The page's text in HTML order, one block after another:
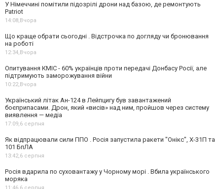
У Німеччині помітили підозрілі дрони над базою, де ремонтують
Patriot
14:08,Вчора
Що краще обрати сьогодні . Відстрочка по догляду чи бронювання
на роботі
12:34,Вчора
Опитування КМІС - 60% українців проти передачі Донбасу Росії, але
підтримують заморожування війни
10:22,Вчора
Український літак Ан-124 в Лейпцигу був завантажений
боєприпасами. Дрон, який «висів» над ним, пройшов через систему
виявлення — медіа
17:09,6 серпня
Як відпрацювали сили ППО . Росія запустила ракети "Онікс", Х-31П та
101 БпЛА
13:42,6 серпня
Росія вдарила по суховантажу у Чорному морі . Вбила українського
моряка